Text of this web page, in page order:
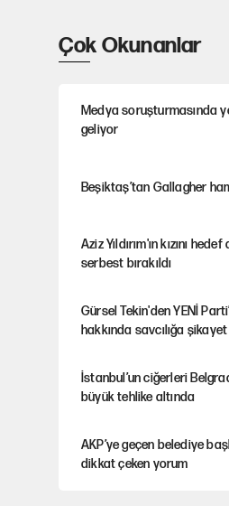
Çok Okunanlar
Medya soruşturmasında
geliyor
Beşiktaş’tan Gallagher
Aziz Yıldırım'ın kızını hedef
serbest bırakıldı
Gürsel Tekin'den YENİ
hakkında savcılığa şikayet
İstanbul’un ciğerleri
büyük tehlike altında
AKP’ye geçen belediye
dikkat çeken yorum